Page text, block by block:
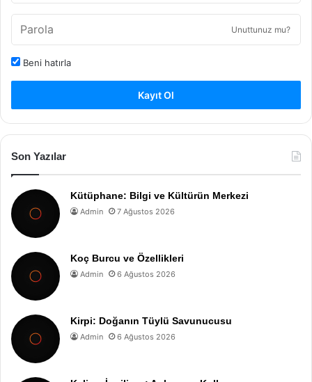
Unuttunuz mu?
Beni hatırla
Kayıt Ol
Son Yazılar
Kütüphane: Bilgi ve Kültürün Merkezi
Admin 7 Ağustos 2026
Koç Burcu ve Özellikleri
Admin 6 Ağustos 2026
Kirpi: Doğanın Tüylü Savunucusu
Admin 6 Ağustos 2026